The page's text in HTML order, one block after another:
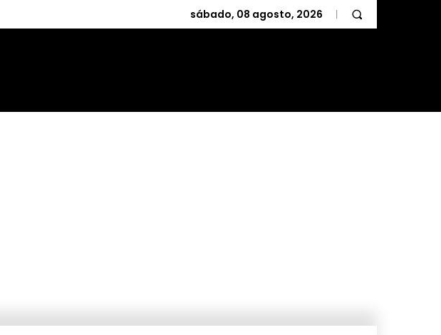
sábado, 08 agosto, 2026